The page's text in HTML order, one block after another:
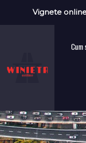
Vignete
Cum